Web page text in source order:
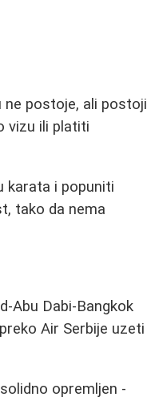
ne postoje, ali postoji
vizu ili platiti
karata i popuniti
tako da nema
Abu Dabi-Bangkok
Air Serbije uzeti
opremljen -